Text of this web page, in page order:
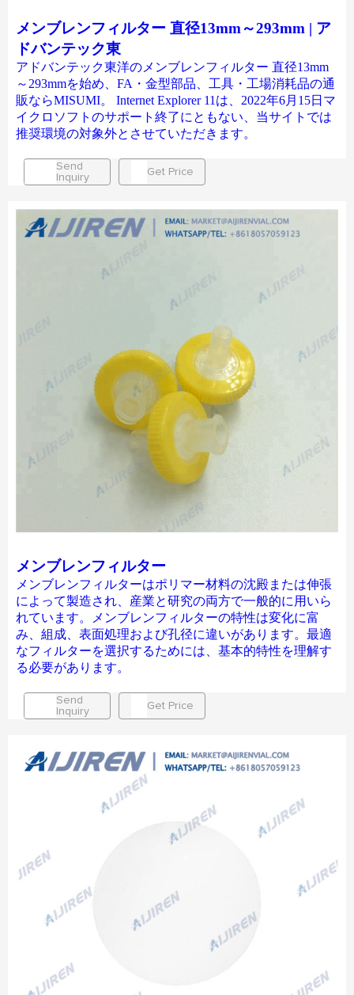
メンブレンフィルター 直径13mm～293mm | ア
ドバンテック東
アドバンテック東洋のメンブレンフィルター 直径13mm
～293mmを始め、FA・金型部品、工具・工場消耗品の通
販ならMISUMI。 Internet Explorer 11は、2022年6月15日マ
イクロソフトのサポート終了にともない、当サイトでは
推奨環境の対象外とさせていただきます。
Send
Inquiry
Get Price
メンブレンフィルター
メンブレンフィルターはポリマー材料の沈殿または伸張
によって製造され、産業と研究の両方で一般的に用いら
れています。メンブレンフィルターの特性は変化に富
み、組成、表面処理および孔径に違いがあります。最適
なフィルターを選択するためには、基本的特性を理解す
る必要があります。
Send
Inquiry
Get Price